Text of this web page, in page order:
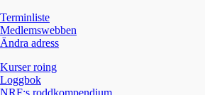
Terminliste
Medlemswebben
Ändra adress
Kurser roing
Loggbok
NRF:s roddkompendium